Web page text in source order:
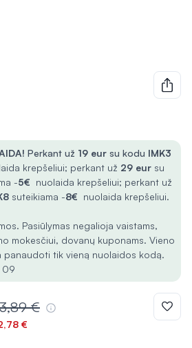
Perkant už 19 eur su kodu IMK3
krepšeliui; perkant už 29 eur su
-5€ nuolaida krepšeliui; perkant už
suteikiama -8€ nuolaida krepšeliui.
Pasiūlymas negalioja vaistams,
mokesčiui, dovanų kuponams. Vieno
panaudoti tik vieną nuolaidos kodą.
09
€
€